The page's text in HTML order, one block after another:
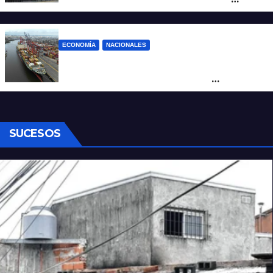
cortes y desvíos
ECONOMÍA NACIONALES
desregulación del practicaje
SUCESOS